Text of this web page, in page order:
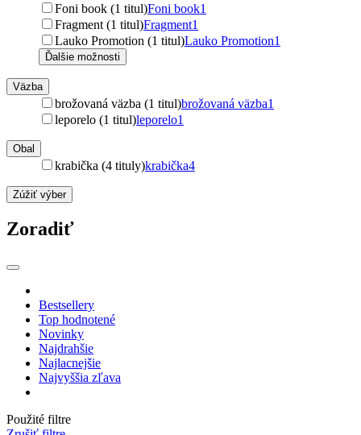
Foni book (1 titul)Foni book1
Fragment (1 titul)Fragment1
Lauko Promotion (1 titul)Lauko Promotion1
Ďalšie možnosti
Väzba
brožovaná väzba (1 titul)brožovaná väzba1
leporelo (1 titul)leporelo1
Obal
krabička (4 tituly)krabička4
Zúžiť výber
Zoradiť
Bestsellery
Top hodnotené
Novinky
Najdrahšie
Najlacnejšie
Najvyššia zľava
Použité filtre